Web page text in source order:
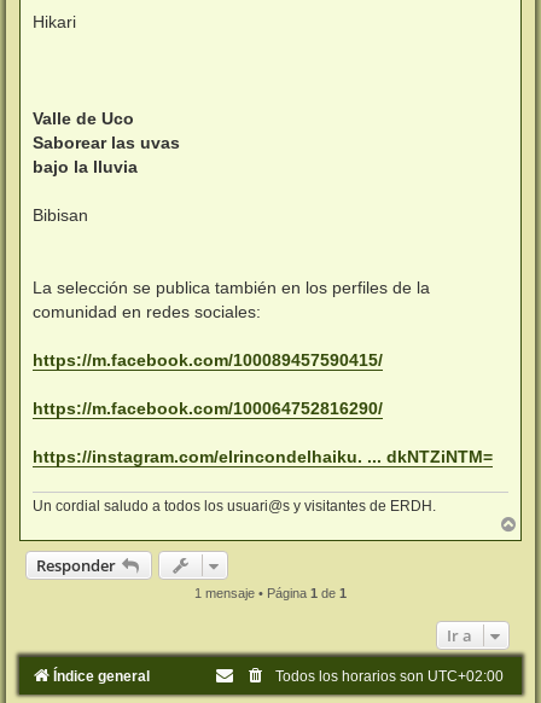
Hikari
Valle de Uco
Saborear las uvas
bajo la lluvia
Bibisan
La selección se publica también en los perfiles de la
comunidad en redes sociales:
https://m.facebook.com/100089457590415/
https://m.facebook.com/100064752816290/
https://instagram.com/elrincondelhaiku. ... dkNTZiNTM=
Un cordial saludo a todos los usuari@s y visitantes de ERDH.
r
Responder
1 mensaje • Página 1 de 1
Ir a
Índice general Todos los horarios son UTC+02:00